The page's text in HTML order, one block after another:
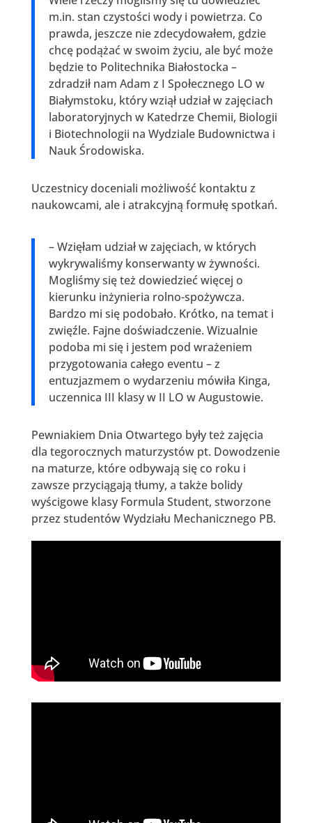
m.in. stan czystości wody i powietrza. Co
prawda, jeszcze nie zdecydowałem, gdzie
chcę podążać w swoim życiu, ale być może
będzie to Politechnika Białostocka –
zdradził nam Adam z I Społecznego LO w
Białymstoku, który wziął udział w zajęciach
laboratoryjnych w Katedrze Chemii, Biologii
i Biotechnologii na Wydziale Budownictwa i
Nauk Środowiska.
Uczestnicy doceniali możliwość kontaktu z
naukowcami, ale i atrakcyjną formułę spotkań.
– Wzięłam udział w zajęciach, w których
wykrywaliśmy konserwanty w żywności.
Mogliśmy się też dowiedzieć więcej o
kierunku inżynieria rolno-spożywcza.
Bardzo mi się podobało. Krótko, na temat i
zwięźle. Fajne doświadczenie. Wizualnie
podoba mi się i jestem pod wrażeniem
przygotowania całego eventu – z
entuzjazmem o wydarzeniu mówiła Kinga,
uczennica III klasy w II LO w Augustowie.
Pewniakiem Dnia Otwartego były też zajęcia
dla tegorocznych maturzystów pt. Dowodzenie
na maturze, które odbywają się co roku i
zawsze przyciągają tłumy, a także bolidy
wyścigowe klasy Formula Student, stworzone
przez studentów Wydziału Mechanicznego PB.